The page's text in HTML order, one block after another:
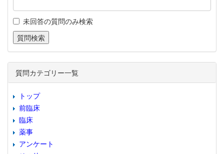
未回答の質問のみ検索
質問カテゴリー一覧
トップ
前臨床
臨床
薬事
アンケート